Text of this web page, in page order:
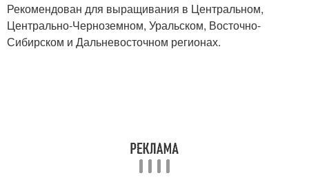
Рекомендован для выращивания в Центральном,
Центрально-Черноземном, Уральском, Восточно-
Сибирском и Дальневосточном регионах.